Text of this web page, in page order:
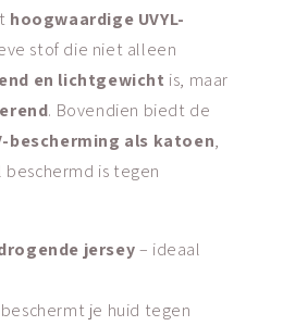
hoogwaardige UVYL-
stof die niet alleen
en lichtgewicht is, maar
. Bovendien biedt de
bescherming als katoen,
is tegen
jersey– ideaal
je huid tegen